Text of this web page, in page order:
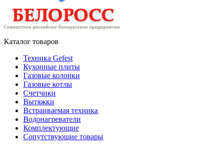
Каталог товаров
Техника Gefest
Кухонные плиты
Газовые колонки
Газовые котлы
Счетчики
Вытяжки
Встраиваемая техника
Водонагреватели
Комплектующие
Сопутствующие товары